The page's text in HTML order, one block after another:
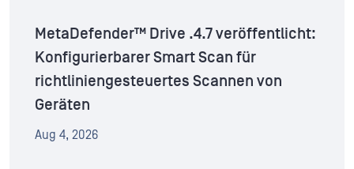
MetaDefender™ Drive .4.7 veröffentlicht:
Konfigurierbarer Smart Scan für
richtliniengesteuertes Scannen von
Geräten
Aug 4, 2026